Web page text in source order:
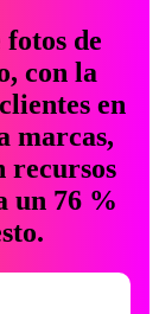
fotos de
con la
en
marcas,
recursos
un 76 %